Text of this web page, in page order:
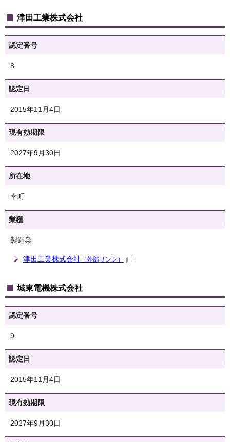
津田工業株式会社
認定番号
8
認定日
2015年11月4日
現有効期限
2027年9月30日
所在地
幸町
業種
製造業
津田工業株式会社 （外部リンク）
城東電機株式会社
認定番号
9
認定日
2015年11月4日
現有効期限
2027年9月30日